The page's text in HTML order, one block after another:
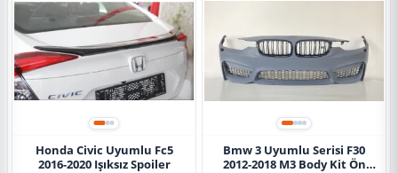
Honda Civic Uyumlu Fc5
2016-2020 Işıksız Spoiler
Bmw 3 Uyumlu Serisi F30
2012-2018 M3 Body Kit Ön